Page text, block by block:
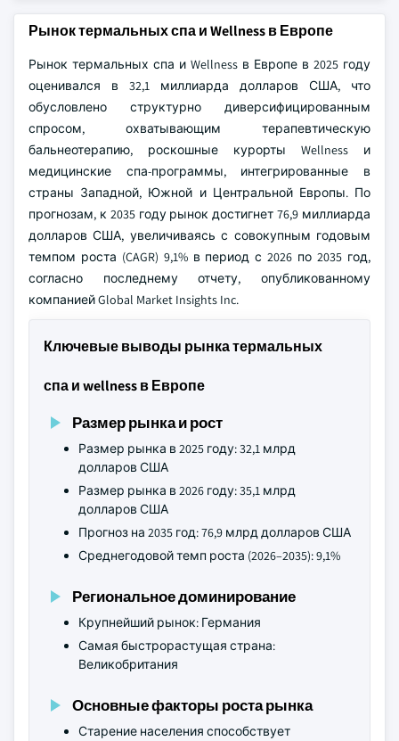
Рынок термальных спа и Wellness в Европе
Рынок термальных спа и Wellness в Европе в 2025 году
оценивался в 32,1 миллиарда долларов США, что
обусловлено структурно диверсифицированным
спросом, охватывающим терапевтическую
бальнеотерапию, роскошные курорты Wellness и
медицинские спа-программы, интегрированные в
страны Западной, Южной и Центральной Европы. По
прогнозам, к 2035 году рынок достигнет 76,9 миллиарда
долларов США, увеличиваясь с совокупным годовым
темпом роста (CAGR) 9,1% в период с 2026 по 2035 год,
согласно последнему отчету, опубликованному
компанией Global Market Insights Inc.
Ключевые выводы рынка термальных
спа и wellness в Европе
Размер рынка и рост
Размер рынка в 2025 году: 32,1 млрд
долларов США
Размер рынка в 2026 году: 35,1 млрд
долларов США
Прогноз на 2035 год: 76,9 млрд долларов США
Среднегодовой темп роста (2026–2035): 9,1%
Региональное доминирование
Крупнейший рынок: Германия
Самая быстрорастущая страна:
Великобритания
Основные факторы роста рынка
Старение населения способствует